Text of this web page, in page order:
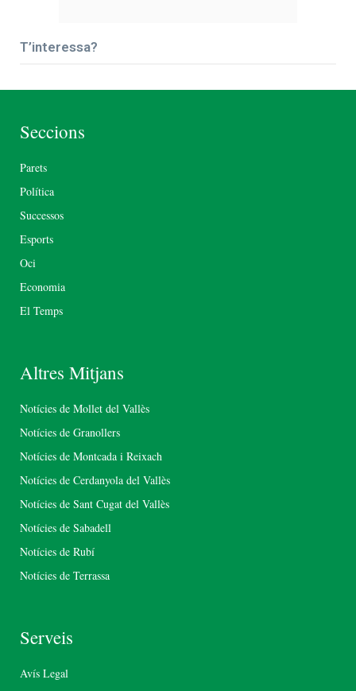
T’interessa?
Seccions
Parets
Política
Successos
Esports
Oci
Economia
El Temps
Altres Mitjans
Notícies de Mollet del Vallès
Notícies de Granollers
Notícies de Montcada i Reixach
Notícies de Cerdanyola del Vallès
Notícies de Sant Cugat del Vallès
Notícies de Sabadell
Notícies de Rubí
Notícies de Terrassa
Serveis
Avís Legal